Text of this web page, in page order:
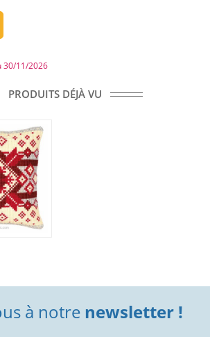
30/11/2026
PRODUITS DÉJÀ VU
à notre newsletter !